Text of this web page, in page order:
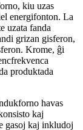
kiu uzas
energifonton. La
uzata fanda
grizan gisferon,
Krome, ĝi
produktada
havas
kaj
gasoj kaj inkludoj